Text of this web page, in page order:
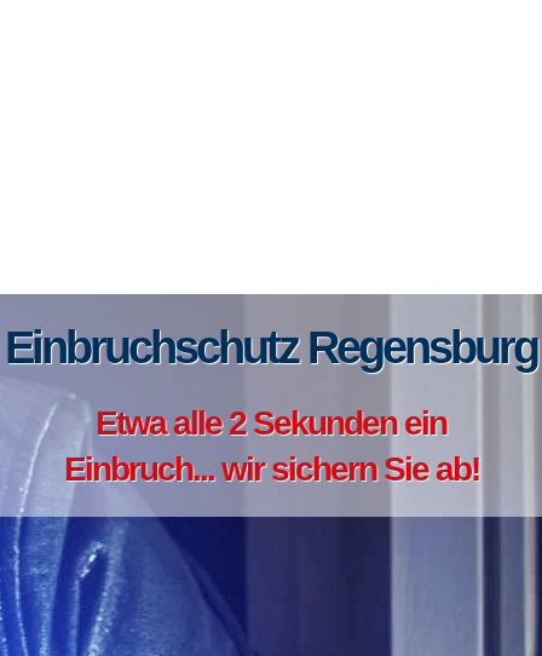
Einbruchschutz Regensburg
Etwa alle 2 Sekunden ein
Einbruch... wir sichern Sie ab!